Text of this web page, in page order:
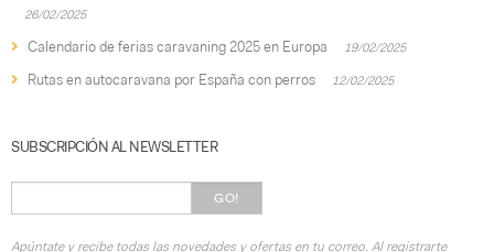
26/02/2025
Calendario de ferias caravaning 2025 en Europa 19/02/2025
Rutas en autocaravana por España con perros 12/02/2025
SUBSCRIPCIÓN AL NEWSLETTER
GO!
Apúntate y recibe todas las novedades y ofertas en tu correo. Al registrarte